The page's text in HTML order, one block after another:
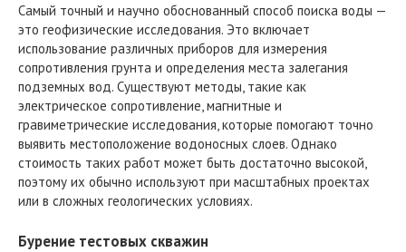
Самый точный и научно обоснованный способ поиска воды —
это геофизические исследования. Это включает
использование различных приборов для измерения
сопротивления грунта и определения места залегания
подземных вод. Существуют методы, такие как
электрическое сопротивление, магнитные и
гравиметрические исследования, которые помогают точно
выявить местоположение водоносных слоев. Однако
стоимость таких работ может быть достаточно высокой,
поэтому их обычно используют при масштабных проектах
или в сложных геологических условиях.
Бурение тестовых скважин